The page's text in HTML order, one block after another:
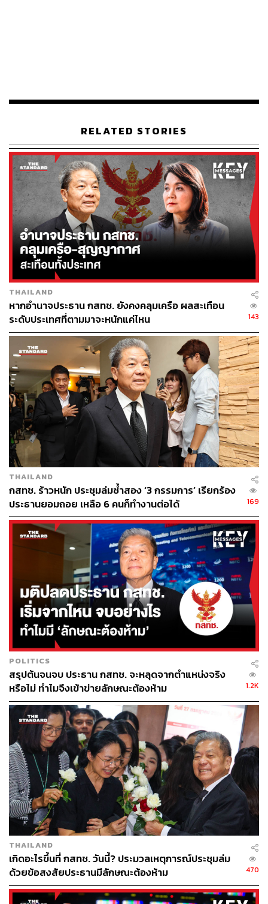
RELATED STORIES
THAILAND
หากอำนาจประธาน กสทช. ยังคงคลุมเครือ ผลสะเทือน
ระดับประเทศที่ตามมาจะหนักแค่ไหน
143
THAILAND
กสทช. ร้าวหนัก ประชุมล่มซ้ำสอง ‘3 กรรมการ’ เรียกร้อง
ประธานยอมถอย เหลือ 6 คนก็ทำงานต่อได้
169
POLITICS
สรุปต้นจนจบ ประธาน กสทช. จะหลุดจากตำแหน่งจริง
หรือไม่ ทำไมจึงเข้าข่ายลักษณะต้องห้าม
1.2K
THAILAND
เกิดอะไรขึ้นที่ กสทช. วันนี้? ประมวลเหตุการณ์ประชุมล่ม
ด้วยข้อสงสัยประธานมีลักษณะต้องห้าม
470